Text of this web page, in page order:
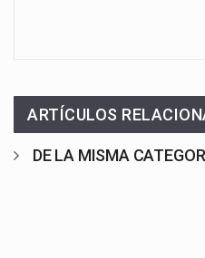
ARTÍCULOS
DE LA MISMA